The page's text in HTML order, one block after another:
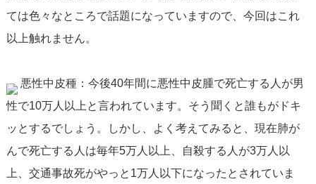
ては色々なところで話題になっていますので、今回はこれ
以上触れません。
悪性中皮種：今後40年間に悪性中皮腫で死亡する人が男
性で10万人以上と言われています。そう聞くと誰もがドキ
ッとするでしょう。しかし、よく考えてみると、現在肺が
んで死亡する人は毎年5万人以上、自殺する人が3万人以
上、交通事故死がやっと1万人以下になったとされていま